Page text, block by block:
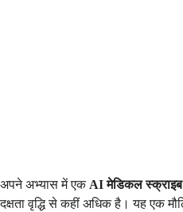
अपने अभ्यास में एक AI मेडिकल स्क्राइब
दक्षता वृद्धि से कहीं अधिक है। यह एक